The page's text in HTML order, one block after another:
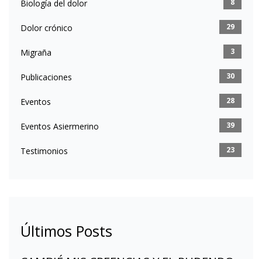
Biología del dolor 8
Dolor crónico 29
Migraña 3
Publicaciones 30
Eventos 28
Eventos Asiermerino 39
Testimonios 23
Últimos Posts